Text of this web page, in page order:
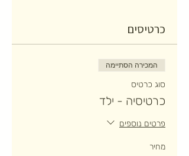
כרטיסים
המכירה הסתיימה
סוג כרטיס
כרטיסיה - ילד
פרטים נוספים
מחיר